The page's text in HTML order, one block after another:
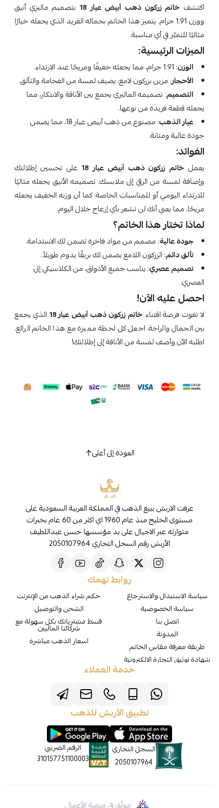
اكتشف خاتم زركون ذهب أبيض عيار 18
بتصميم ماليزي أنيق
ووزن 1.91 جرام. يتميز هذا الخاتم بجماله الفريد الذي يجعله خيارًا
مثاليًا للتميّز في أي مناسبة.
الميزات الرئيسية:
الوزن: 1.91 جرام، مما يجعله خفيفًا ومريحًا عند الارتداء.
الأحجار: مزين بزركون لامع، يضيف لمسة من الفخامة والتألق.
التصميم: تصميمه الماليزي يجمع بين الأناقة والابتكار، مما
يجعله قطعة فريدة من نوعها.
عيار الذهب
: مصنوع من ذهب أبيض عيار 18، مما يضمن
جودة عالية ومتانة.
الفوائد:
يعمل خاتم زركون ذهب أبيض عيار 18
على تحسين إطلالتك
وإضافة لمسة من الرقي إلى ملابسك. تصميمه الأنيق يجعله مثاليًا
للارتداء اليومي أو للمناسبات الخاصة. كما أن وزنه الخفيف يجعله
مريحًا، مما يعني أنك لن تشعر بأي إزعاج خلال اليوم.
لماذا تختار هذا الخاتم؟
جودة عالية: مصمم من مواد فاخرة تضمن لك الاستدامة.
تألق دائم: الزركون اللامع يضمن لك بريقًا يدوم طويلاً.
تصميم عصري: يناسب جميع الأذواق، من الكلاسيكي إلى
العصري.
احصل عليه الآن!
لا تفوت فرصة اقتناء خاتم زركون ذهب أبيض عيار 18
الذي يجمع
بين الجمال والراحة. اجعل كل لحظة مميزة مع هذا الخاتم الرائع.
اطلبه الآن وأضف لمسة من الأناقة إلى إطلالتك!
العودة إلى أعلى
عرفت الاربش ببيع الذهب في المملكة العربية السعودية على
مستوى الخليج منذ عام 1960 اي اكثر من 60 عام بخبرات
متوارثه عبر الاجيال على يد مؤسسها حسن عبداللطيف
الأربش رقم السجل التجاري 2050107964
روابط تهمك
سياسة الاستبدال والاسترجاع
سياسة الخصوصية
اتصل بنا
المدونة
طريقة معرفة مقاس الخاتم
شهادة توثيق التجارة الالكترونية
حكم شراء الذهب من الإنترنت
الشحن والتوصيل
قسط مشترياتك بكل سهولة مع
شركائنا الماليين
اسعار الذهب مباشرة
خدمة العملاء
تطبيق الأربش للذهب
السجل التجاري
2050107964
الرقم الضريبي
310157751100003
موثّق في منصة الأعمال